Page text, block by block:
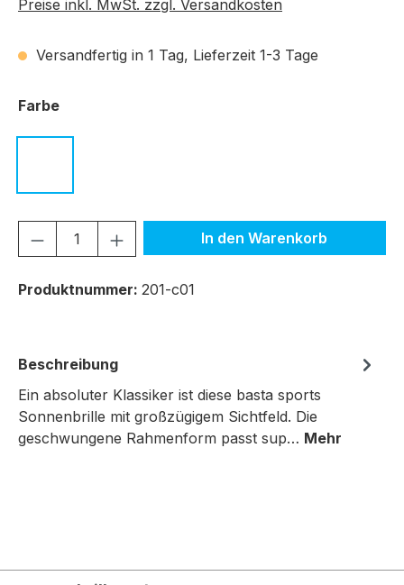
Preise inkl. MwSt. zzgl. Versandkosten
Versandfertig in 1 Tag, Lieferzeit 1-3 Tage
Farbeauswählen
Produkt Anzahl: Gib den gewünschten
In den Warenkorb
Produktnummer: 201-c01
Beschreibung
Ein absoluter Klassiker ist diese basta sports
Sonnenbrille mit großzügigem Sichtfeld. Die
geschwungene Rahmenform passt sup… Mehr